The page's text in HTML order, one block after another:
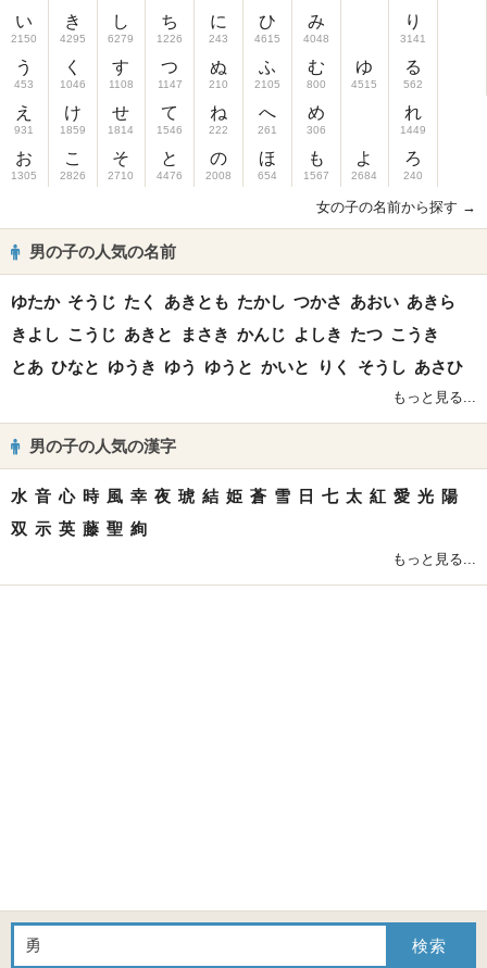
い
2150
う
453
え
931
お
1305
き
4295
く
1046
け
1859
こ
2826
し
6279
す
1108
せ
1814
そ
2710
ち
1226
つ
1147
て
1546
と
4476
に
243
ぬ
210
ね
222
の
2008
ひ
4615
ふ
2105
へ
261
ほ
654
み
4048
む
800
め
306
も
1567
ゆ
4515
よ
2684
り
3141
る
562
れ
1449
ろ
240
女の子の名前から探す →
男の子の人気の名前
ゆたか そうじ たく あきとも たかし つかさ あおい あきら
きよし こうじ あきと まさき かんじ よしき たつ こうき
とあ ひなと ゆうき ゆう ゆうと かいと りく そうし あさひ
もっと見る...
男の子の人気の漢字
水 音 心 時 風 幸 夜 琥 結 姫 蒼 雪 日 七 太 紅 愛 光 陽
双 示 英 藤 聖 絢
もっと見る...